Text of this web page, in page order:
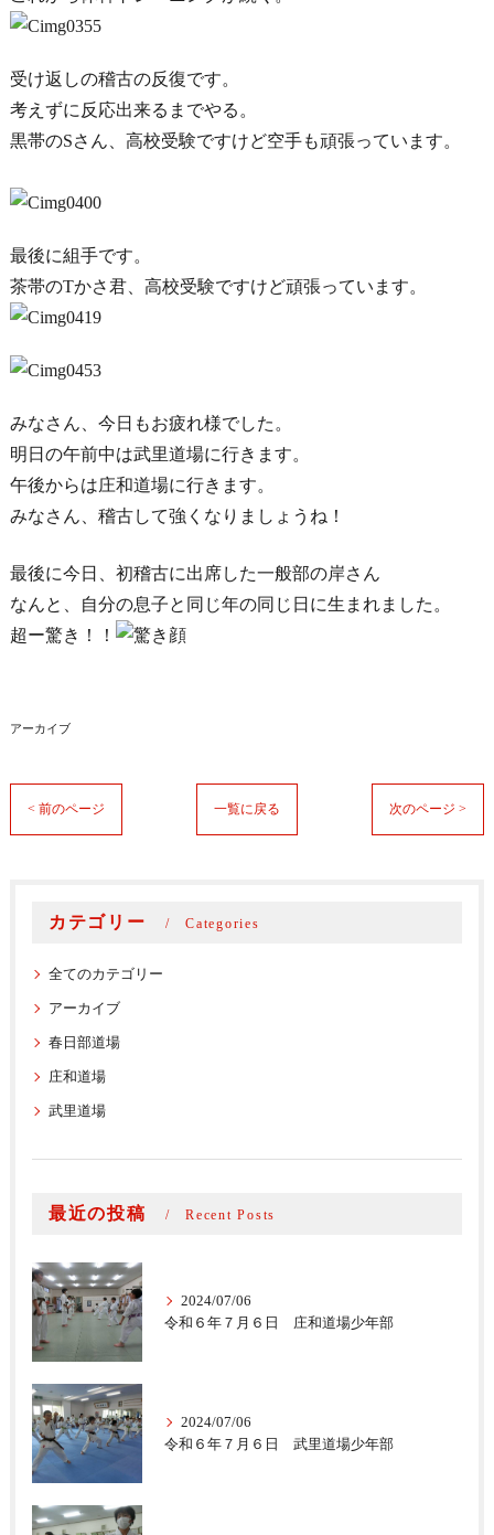
受け返しの稽古の反復です。
考えずに反応出来るまでやる。
黒帯のSさん、高校受験ですけど空手も頑張っています。
最後に組手です。
茶帯のTかさ君、高校受験ですけど頑張っています。
みなさん、今日もお疲れ様でした。
明日の午前中は武里道場に行きます。
午後からは庄和道場に行きます。
みなさん、稽古して強くなりましょうね！
最後に今日、初稽古に出席した一般部の岸さん
なんと、自分の息子と同じ年の同じ日に生まれました。
超ー驚き！！
アーカイブ
< 前のページ 一覧に戻る 次のページ >
カテゴリー Categories
全てのカテゴリー
アーカイブ
春日部道場
庄和道場
武里道場
最近の投稿 Recent Posts
2024/07/06
令和６年７月６日 庄和道場少年部
2024/07/06
令和６年７月６日 武里道場少年部